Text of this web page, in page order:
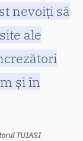
nevoiți să
ale
și în
TUIASI